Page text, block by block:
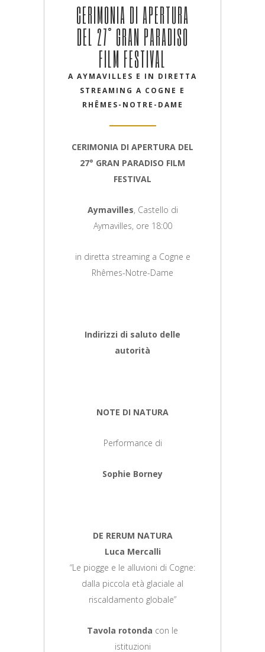
CERIMONIA DI APERTURA
DEL 27° GRAN PARADISO
FILM FESTIVAL
A AYMAVILLES E IN DIRETTA
STREAMING A COGNE E
RHÊMES-NOTRE-DAME
CERIMONIA DI APERTURA DEL
27° GRAN PARADISO FILM
FESTIVAL
Aymavilles, Castello di
Aymavilles, ore 18:00
in diretta streaming a Cogne e
Rhêmes-Notre-Dame
Indirizzi di saluto delle
autorità
NOTE DI NATURA
Performance di
Sophie Borney
DE RERUM NATURA
Luca Mercalli
“Le piogge e le alluvioni di Cogne:
dalla piccola età glaciale al
riscaldamento globale”
Tavola rotonda con le
istituzioni